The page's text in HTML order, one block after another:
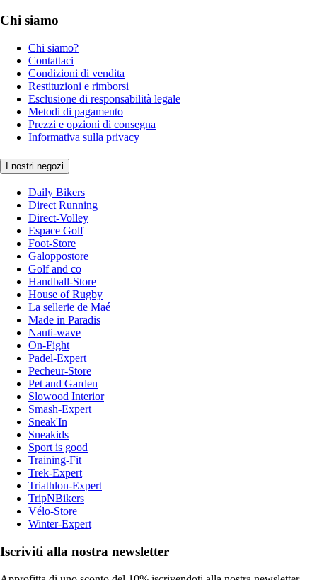
Chi siamo
Chi siamo?
Contattaci
Condizioni di vendita
Restituzioni e rimborsi
Esclusione di responsabilità legale
Metodi di pagamento
Prezzi e opzioni di consegna
Informativa sulla privacy
I nostri negozi
Daily Bikers
Direct Running
Direct-Volley
Espace Golf
Foot-Store
Galoppostore
Golf and co
Handball-Store
House of Rugby
La sellerie de Maé
Made in Paradis
Nauti-wave
On-Fight
Padel-Expert
Pecheur-Store
Pet and Garden
Slowood Interior
Smash-Expert
Sneak'In
Sneakids
Sport is good
Training-Fit
Trek-Expert
Triathlon-Expert
TripNBikers
Vélo-Store
Winter-Expert
Iscriviti alla nostra newsletter